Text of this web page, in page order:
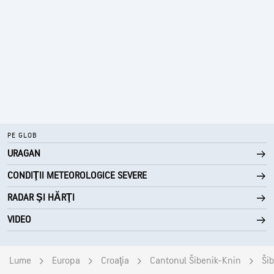
PE GLOB
URAGAN
CONDIŢII METEOROLOGICE SEVERE
RADAR ŞI HĂRŢI
VIDEO
Lume Europa Croaţia Cantonul Šibenik-Knin